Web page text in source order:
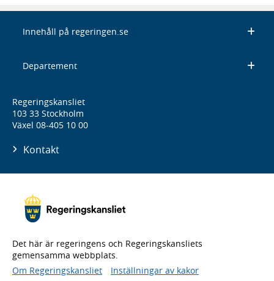
Innehåll på regeringen.se
Departement
Regeringskansliet
103 33 Stockholm
Växel 08-405 10 00
Kontakt
Det här är regeringens och Regeringskansliets
gemensamma webbplats.
Om Regeringskansliet
Inställningar av kakor